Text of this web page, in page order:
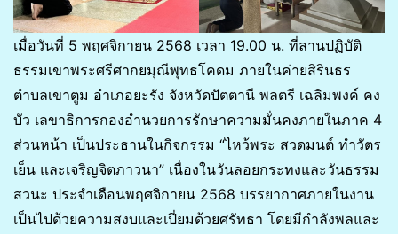
เมื่อวันที่ 5 พฤศจิกายน 2568 เวลา 19.00 น. ที่ลานปฏิบัติ
ธรรมเขาพระศรีศากยมุณีพุทธโคดม ภายในค่ายสิรินธร
ตำบลเขาตูม อำเภอยะรัง จังหวัดปัตตานี พลตรี เฉลิมพงค์ คง
บัว เลขาธิการกองอำนวยการรักษาความมั่นคงภายในภาค 4
ส่วนหน้า เป็นประธานในกิจกรรม “ไหว้พระ สวดมนต์ ทำวัตร
เย็น และเจริญจิตภาวนา” เนื่องในวันลอยกระทงและวันธรรม
สวนะ ประจำเดือนพฤศจิกายน 2568 บรรยากาศภายในงาน
เป็นไปด้วยความสงบและเปี่ยมด้วยศรัทธา โดยมีกำลังพลและ